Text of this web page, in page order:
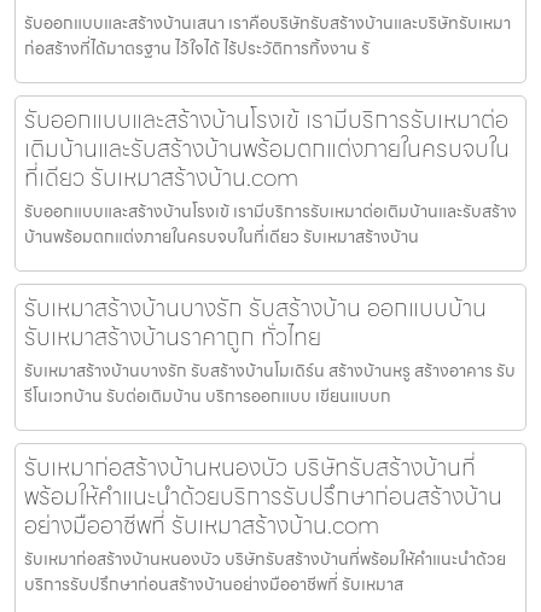
รับออกแบบและสร้างบ้านเสนา เราคือบริษัทรับสร้างบ้านและบริษัทรับเหมา
ก่อสร้างที่ได้มาตรฐาน ไว้ใจได้ ไร้ประวัติการทิ้งงาน รั
รับออกแบบและสร้างบ้านโรงเข้ เรามีบริการรับเหมาต่อ
เติมบ้านและรับสร้างบ้านพร้อมตกแต่งภายในครบจบใน
ที่เดียว รับเหมาสร้างบ้าน.com
รับออกแบบและสร้างบ้านโรงเข้ เรามีบริการรับเหมาต่อเติมบ้านและรับสร้าง
บ้านพร้อมตกแต่งภายในครบจบในที่เดียว รับเหมาสร้างบ้าน
รับเหมาสร้างบ้านบางรัก รับสร้างบ้าน ออกแบบบ้าน
รับเหมาสร้างบ้านราคาถูก ทั่วไทย
รับเหมาสร้างบ้านบางรัก รับสร้างบ้านโมเดิร์น สร้างบ้านหรู สร้างอาคาร รับ
รีโนเวทบ้าน รับต่อเติมบ้าน บริการออกแบบ เขียนแบบก
รับเหมาก่อสร้างบ้านหนองบัว บริษัทรับสร้างบ้านที่
พร้อมให้คำแนะนำด้วยบริการรับปรึกษาก่อนสร้างบ้าน
อย่างมืออาชีพที่ รับเหมาสร้างบ้าน.com
รับเหมาก่อสร้างบ้านหนองบัว บริษัทรับสร้างบ้านที่พร้อมให้คำแนะนำด้วย
บริการรับปรึกษาก่อนสร้างบ้านอย่างมืออาชีพที่ รับเหมาส